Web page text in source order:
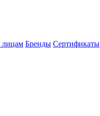
Бренды Сертификаты